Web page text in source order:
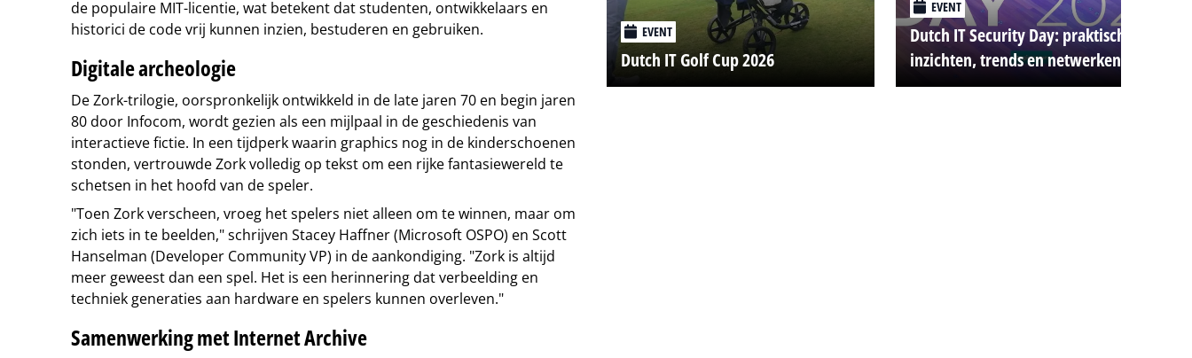
de populaire MIT-licentie, wat betekent dat studenten, ontwikkelaars en
historici de code vrij kunnen inzien, bestuderen en gebruiken.
Digitale archeologie
De Zork-trilogie, oorspronkelijk ontwikkeld in de late jaren 70 en begin jaren
80 door Infocom, wordt gezien als een mijlpaal in de geschiedenis van
interactieve fictie. In een tijdperk waarin graphics nog in de kinderschoenen
stonden, vertrouwde Zork volledig op tekst om een rijke fantasiewereld te
schetsen in het hoofd van de speler.
"Toen Zork verscheen, vroeg het spelers niet alleen om te winnen, maar om
zich iets in te beelden," schrijven Stacey Haffner (Microsoft OSPO) en Scott
Hanselman (Developer Community VP) in de aankondiging. "Zork is altijd
meer geweest dan een spel. Het is een herinnering dat verbeelding en
techniek generaties aan hardware en spelers kunnen overleven."
Samenwerking met Internet Archive
EVENT
Dutch IT Golf Cup 2026
EVENT
Dutch IT Security Day: praktische
inzichten, trends en netwerken